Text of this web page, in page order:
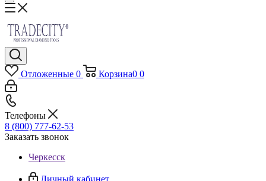
Отложенные 0 Корзина0 0
Телефоны
8 (800) 777-62-53
Заказать звонок
Черкесск
Личный кабинет